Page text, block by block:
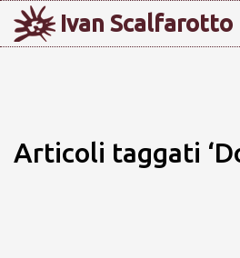
Ivan Scalfarotto
Articoli taggati